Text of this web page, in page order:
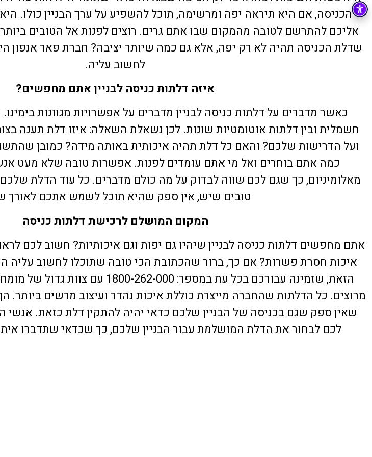
הכניסה, אם היא תיראה יפה ומרשימה, תוכל להשפיע על ערך הבניין כולו.
אליכם להתרשם לטובה מהמקום שבו אתם גרים. רוצים לפנות אל הטובים
שדלת הכניסה תהיה לא רק יפה, אלא גם כמה שיותר יציבה? חברת פאר אנפון
לחשוב עליה.
איזה דלתות כניסה לבניין אתם מחפשים?
כאשר מדברים על דלתות כניסה לבניין מדברים על אפשרויות מגוונות בימינו.
חשמלית ובין דלתות אוטומטיות שונות. לכן נשאלת השאלה: איזו דלת תענה
ועל הדרישות שלכם? והאם כל דלת תהיה איכותית באותה מידה? כמובן
כמה אתם בוחרים ואל מי אתם עומדים לפנות. אפשרות טובה שלא מעט
מאלומיניום, כך שגם לכם שווה לבדוק על מה כולם מדברים. כל עוד הדלת
טובים שיש, אין ספק שהיא תוכל לשמש אתכם לאורך
המקום המושלם לרכישת דלתות כניסה
אתם מחפשים דלתות כניסה לבניין שיהיו גם יפות וגם איכותיות? חשוב לכם
איכות חסרת פשרות? אם כך, ברור שהכתובת הכי טובה שתוכלו לחשוב עליה
הזאת, שזמינה עבורכם בכל עת במספר:
מרוצים. כל הדלתות שהחברה מייצרת כוללת איכות נהדר ועיצוב מרשים ביותר.
שאין ספק שגם בכניסה של הבניין שלכם כדאי יהיה להתקין דלת כזאת. אנשי
לכם לבחור את הדלת המושלמת עבור הבניין שלכם, כך שכדאי שתדברו
סאלי רחמים
22 יוני 2026
tzachi dalal
22 יוני 2026